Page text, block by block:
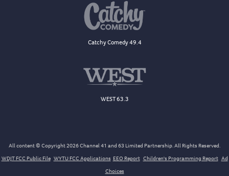
Catchy Comedy 49.4
WEST 63.3
All content © Copyright 2026 Channel 41 and 63 Limited Partnership. All Rights Reserved.
WDJT FCC Public File WYTU FCC Applications EEO Report Children's Programming Report Ad
Choices